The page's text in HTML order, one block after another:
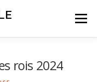
Menu
rois 2024